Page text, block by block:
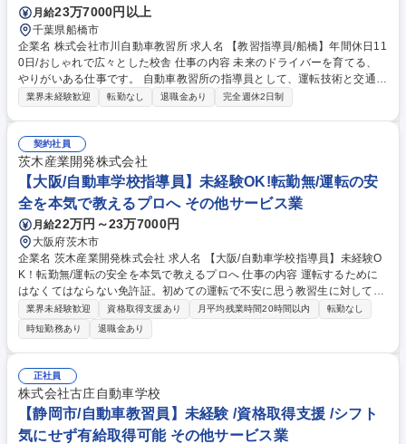
月給23万7000円以上
千葉県船橋市
企業名 株式会社市川自動車教習所 求人名 【教習指導員/船橋】年間休日11
0日/おしゃれで広々とした校舎 仕事の内容 未来のドライバーを育てる、
やりがいある仕事です。 自動車教習所の指導員として、運転技術と交通安
全を教えます。 きれいで広々とした校舎。安定経営基盤。腰を据えて長く
実施(オンラインは既担当者にて動画撮影済み) 募集職種 【教習指導員/船
橋】年間休日110日/おしゃれで広々とした校舎
業界未経験歓迎 転勤なし 退職金あり 完全週休2日制
契約社員
茨木産業開発株式会社
【大阪/自動車学校指導員】未経験OK!転勤無/運転の安
全を本気で教えるプロへ その他サービス業
月給22万円～23万7000円
大阪府茨木市
企業名 茨木産業開発株式会社 求人名 【大阪/自動車学校指導員】未経験O
K！転勤無/運転の安全を本気で教えるプロへ 仕事の内容 運転するために
はなくてはならない免許証。初めての運転で不安に思う教習生に対して運
転の楽しさと安全性をインストラクター(教習指導員)として、教習生に対
して指導を頂きます。資格取得にかかる費用は会社負担！ 【国家資格！教
習指導員とは？】※前職は販売職等、未経験の方も多数！ ★収入を得なが
ら資格取得のサポートを受けられる 働きながら資格習得のサポートを受け
られる職種はなかなかありません！ ★地元で腰を据えて、車・二輪が好き
という気持ちを“仕事”に。 ★キャリアアップ、給与UPの基準が明確 教習
指導員はノルマなし！資格取得数＝給与UPと明確です！ 募集職種 【大阪/
自動車学校指導員】未経験OK！転勤無/運転の安全を本気で教えるプロへ
業界未経験歓迎 資格取得支援あり 月平均残業時間20時間以内
転勤なし
時短勤務あり
退職金あり
正社員
株式会社古庄自動車学校
【静岡市/自動車教習員】未経験 /資格取得支援 /シフト
気にせず有給取得可能 その他サービス業